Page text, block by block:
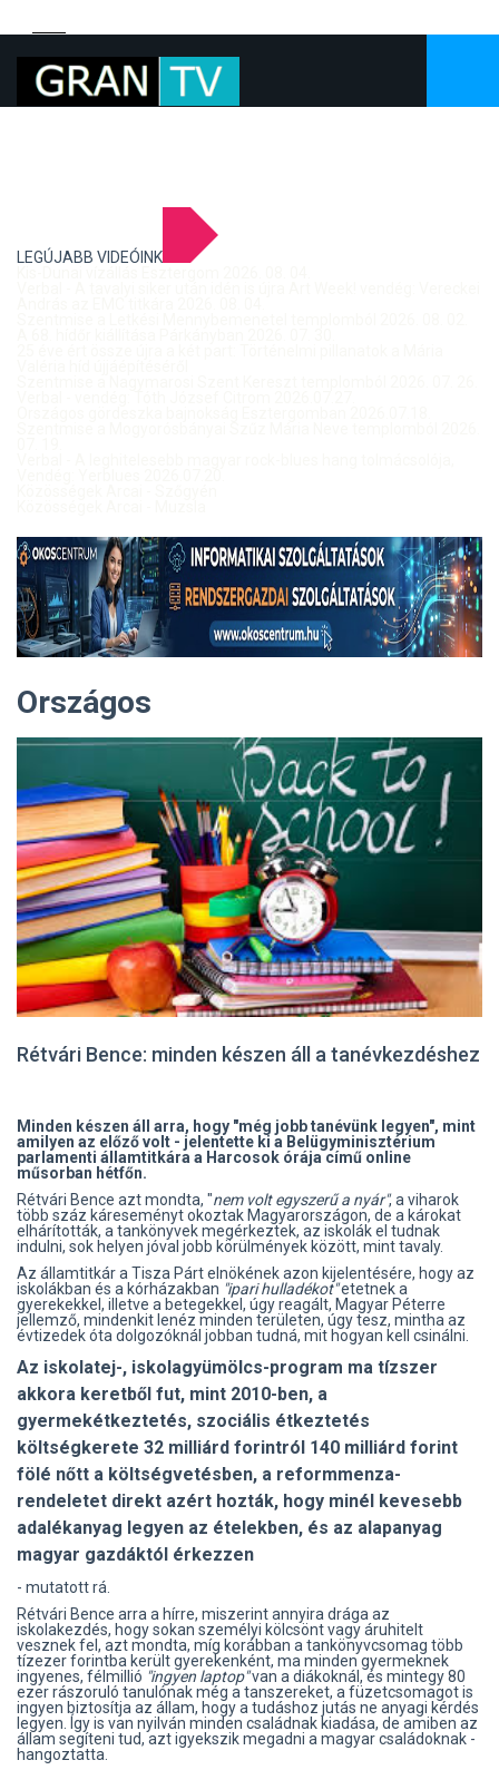
LEGÚJABB VIDEÓINK
Országos
Rétvári Bence: minden készen áll a tanévkezdéshez
Minden készen áll arra, hogy "még jobb tanévünk legyen", mint
amilyen az előző volt - jelentette ki a Belügyminisztérium
parlamenti államtitkára a Harcosok órája című online
műsorban hétfőn.
Rétvári Bence azt mondta, "nem volt egyszerű a nyár", a viharok
több száz káreseményt okoztak Magyarországon, de a károkat
elhárították, a tankönyvek megérkeztek, az iskolák el tudnak
indulni, sok helyen jóval jobb körülmények között, mint tavaly.
Az államtitkár a Tisza Párt elnökének azon kijelentésére, hogy az
iskolákban és a kórházakban "ipari hulladékot"etetnek a
gyerekekkel, illetve a betegekkel, úgy reagált, Magyar Péterre
jellemző, mindenkit lenéz minden területen, úgy tesz, mintha az
évtizedek óta dolgozóknál jobban tudná, mit hogyan kell csinálni.
Az iskolatej-, iskolagyümölcs-program ma tízszer
akkora keretből fut, mint 2010-ben, a
gyermekétkeztetés, szociális étkeztetés
költségkerete 32 milliárd forintról 140 milliárd forint
fölé nőtt a költségvetésben, a reformmenza-
rendeletet direkt azért hozták, hogy minél kevesebb
adalékanyag legyen az ételekben, és az alapanyag
magyar gazdáktól érkezzen
- mutatott rá.
Rétvári Bence arra a hírre, miszerint annyira drága az
iskolakezdés, hogy sokan személyi kölcsönt vagy áruhitelt
vesznek fel, azt mondta, míg korábban a tankönyvcsomag több
tízezer forintba került gyerekenként, ma minden gyermeknek
ingyenes, félmillió "ingyen laptop"van a diákoknál, és mintegy 80
ezer rászoruló tanulónak még a tanszereket, a füzetcsomagot is
ingyen biztosítja az állam, hogy a tudáshoz jutás ne anyagi kérdés
legyen. Így is van nyilván minden családnak kiadása, de amiben az
állam segíteni tud, azt igyekszik megadni a magyar családoknak -
hangoztatta.